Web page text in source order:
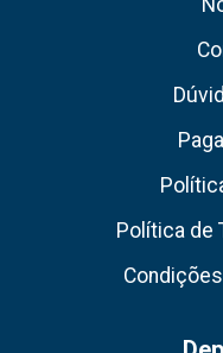
Política de